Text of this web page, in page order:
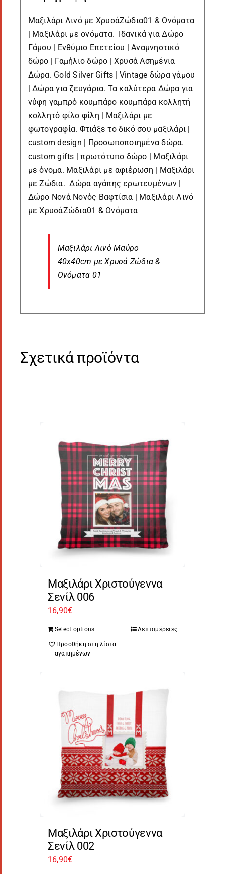
Μαξιλάρι Λινό με ΧρυσάΖώδια01 & Ονόματα
| Μαξιλάρι με ονόματα. Ιδανικά για Δώρο
Γάμου | Ενθύμιο Επετείου | Αναμνηστικό
δώρο | Γαμήλιο δώρο | Χρυσά Ασημένια
Δώρα. Gold Silver Gifts | Vintage δώρα γάμου
| Δώρα για ζευγάρια. Τα καλύτερα Δώρα για
νύφη γαμπρό κουμπάρο κουμπάρα κολλητή
κολλητό φίλο φίλη | Μαξιλάρι με
φωτογραφία. Φτιάξε το δικό σου μαξιλάρι |
custom design | Προσωποποιημένα δώρα.
custom gifts | πρωτότυπο δώρο | Μαξιλάρι
με όνομα. Μαξιλάρι με αφιέρωση | Μαξιλάρι
με Ζώδια. Δώρα αγάπης ερωτευμένων |
Δώρο Νονά Νονός Βαφτίσια | Μαξιλάρι Λινό
με ΧρυσάΖώδια01 & Ονόματα
Μαξιλάρι Λινό Μαύρο
40x40cm με Χρυσά Ζώδια &
Ονόματα 01
Σχετικά προϊόντα
Μαξιλάρι Χριστούγεννα
Σενίλ 006
16,90€
Select options Λεπτομέρειες
Προσθήκη στη λίστα
αγαπημένων
Μαξιλάρι Χριστούγεννα
Σενίλ 002
16,90€